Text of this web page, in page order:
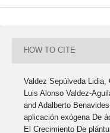
HOW TO CITE
Valdez Sepúlveda Lidia,
Luis Alonso Valdez-
and Adalberto
aplicación exógena De
El Crecimiento De